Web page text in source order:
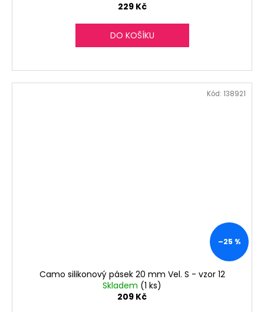
229 Kč
DO KOŠÍKU
–25 %
Camo silikonový pásek 20 mm Vel. S - vzor 12
Skladem (1 ks)
209 Kč
Kód: 138921